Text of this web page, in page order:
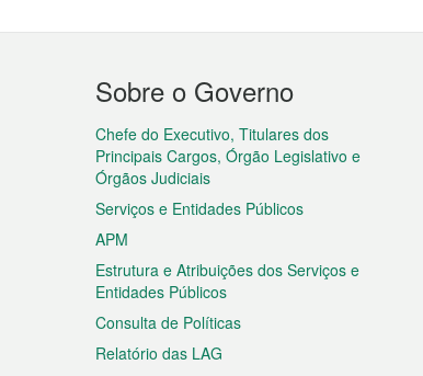
Menu
do
rodapé
Sobre o Governo
Chefe do Executivo, Titulares dos
Principais Cargos, Órgão Legislativo e
Órgãos Judiciais
Serviços e Entidades Públicos
APM
Estrutura e Atribuições dos Serviços e
Entidades Públicos
Consulta de Políticas
Relatório das LAG